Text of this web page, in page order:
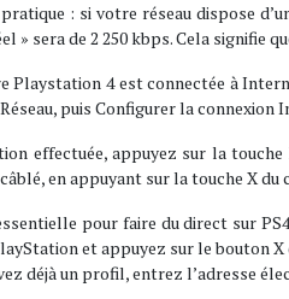
: si votre réseau dispose
» sera de 2 250 kbps. Cela signifie
Playstation 4 est connectée à
puis Configurer la connexion
effectuée, appuyez sur la
câblé, en appuyant sur la touche X
pour faire du direct sur
et appuyez sur le bouton
déjà un profil, entrez l’adresse